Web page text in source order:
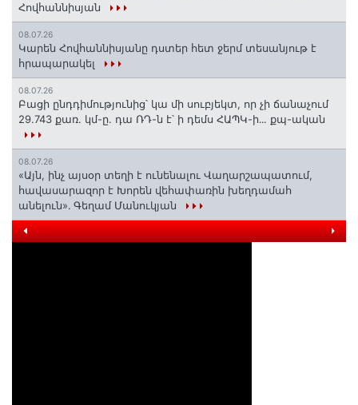
Հովհաննիսյան
08.07.26
Կարեն Հովհաննիսյանը դստեր հետ ջերմ տեսանյութ է
հրապարակել
08.07.26
Բացի ընդդիմությունից՝ կա մի սուբյեկտ, որ չի ճանաչում
29.743 քառ. կմ-ը. դա ՌԴ-ն է՝ ի դեմս ՀԱՊԿ-ի․․. քպ-ական
08.07.26
«Այն, ինչ այսօր տեղի է ունենալու Վաղարշապատում,
հավասարազոր է Խորեն վեհափառին խեղդամահ
անելուն»․ Գեղամ Մանուկյան